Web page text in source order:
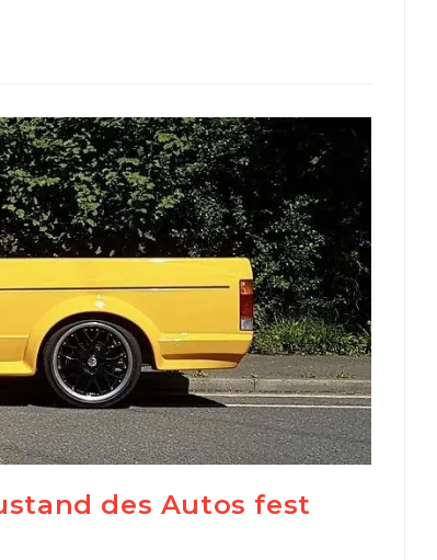
des Autos fest